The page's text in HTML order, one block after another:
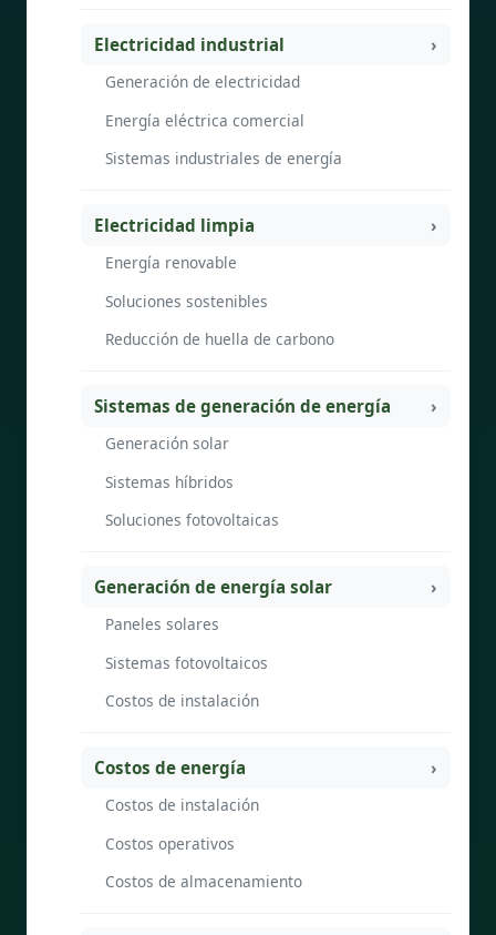
Electricidad industrial
Generación de electricidad
Energía eléctrica comercial
Sistemas industriales de energía
Electricidad limpia
Energía renovable
Soluciones sostenibles
Reducción de huella de carbono
Sistemas de generación de energía
Generación solar
Sistemas híbridos
Soluciones fotovoltaicas
Generación de energía solar
Paneles solares
Sistemas fotovoltaicos
Costos de instalación
Costos de energía
Costos de instalación
Costos operativos
Costos de almacenamiento